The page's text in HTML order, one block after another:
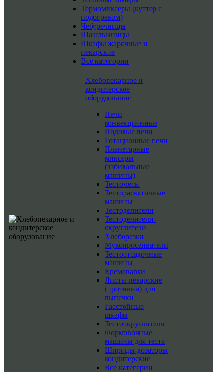
Термомиксеры (куттер с
подогревом)
Чебуречницы
Шашлычницы
Шкафы жарочные и
пекарские
Все категории
Хлебопекарное и
кондитерское
оборудование
Печи
конвекционные
Подовые печи
Ротационные печи
Планетарные
миксеры
(взбивальные
машины)
Тестомесы
Тестораскаточные
машины
Тестоделители
Тестоделители-
округлители
Хлеборезки
Мукопросеиватели
Тестоотсадочные
машины
Кремоварки
Листы пекарские
(противни) для
выпечки
Расстойные
шкафы
Тестоокруглители
Формовочные
машины для теста
Шприцы-дозаторы
кондитерские
Все категории